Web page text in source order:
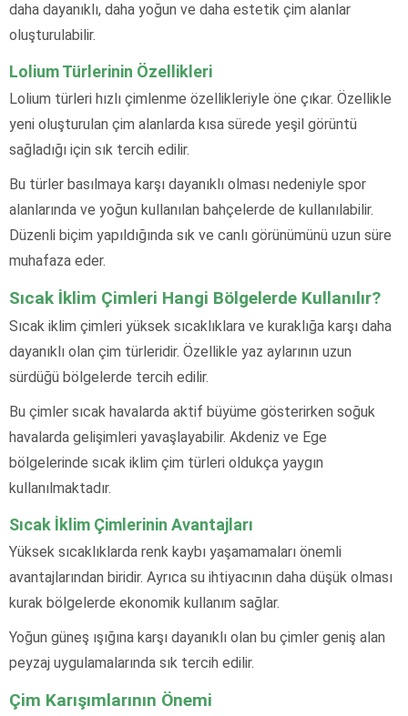
daha dayanıklı, daha yoğun ve daha estetik çim alanlar
oluşturulabilir.
Lolium Türlerinin Özellikleri
Lolium türleri hızlı çimlenme özellikleriyle öne çıkar. Özellikle
yeni oluşturulan çim alanlarda kısa sürede yeşil görüntü
sağladığı için sık tercih edilir.
Bu türler basılmaya karşı dayanıklı olması nedeniyle spor
alanlarında ve yoğun kullanılan bahçelerde de kullanılabilir.
Düzenli biçim yapıldığında sık ve canlı görünümünü uzun süre
muhafaza eder.
Sıcak İklim Çimleri Hangi Bölgelerde Kullanılır?
Sıcak iklim çimleri yüksek sıcaklıklara ve kuraklığa karşı daha
dayanıklı olan çim türleridir. Özellikle yaz aylarının uzun
sürdüğü bölgelerde tercih edilir.
Bu çimler sıcak havalarda aktif büyüme gösterirken soğuk
havalarda gelişimleri yavaşlayabilir. Akdeniz ve Ege
bölgelerinde sıcak iklim çim türleri oldukça yaygın
kullanılmaktadır.
Sıcak İklim Çimlerinin Avantajları
Yüksek sıcaklıklarda renk kaybı yaşamamaları önemli
avantajlarından biridir. Ayrıca su ihtiyacının daha düşük olması
kurak bölgelerde ekonomik kullanım sağlar.
Yoğun güneş ışığına karşı dayanıklı olan bu çimler geniş alan
peyzaj uygulamalarında sık tercih edilir.
Çim Karışımlarının Önemi